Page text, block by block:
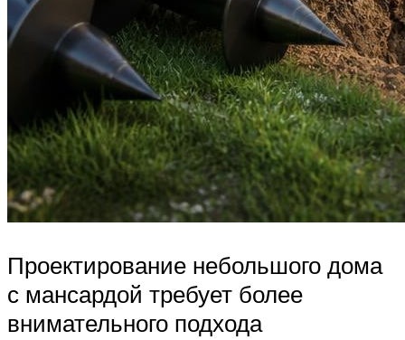
Проектирование небольшого дома
с мансардой требует более
внимательного подхода